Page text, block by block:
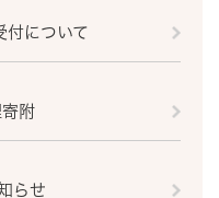
付について
附
らせ